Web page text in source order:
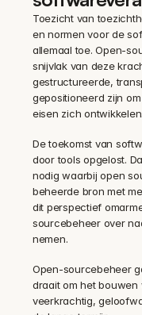
Toezicht van
en normen voor de
allemaal toe. Open-
snijvlak van deze
gestructureerde,
gepositioneerd zijn
eisen zich ontwikkelen.
De toekomst van
door tools opgelost.
nodig waarbij open
beheerde bron met
dit perspectief
sourcebeheer over
nemen.
Open-sourcebeheer
draait om het
veerkrachtig,